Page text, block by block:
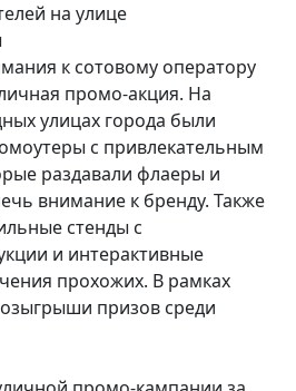
на улице
к сотовому оператору
промо-акция. На
улицах города были
с привлекательным
раздавали флаеры и
внимание к бренду. Также
стенды с
и интерактивные
прохожих. В рамках
призов среди